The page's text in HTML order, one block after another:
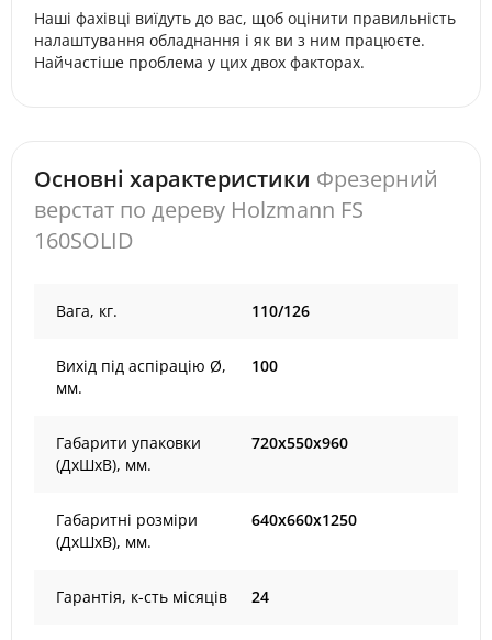
Наші фахівці виїдуть до вас, щоб оцінити правильність
налаштування обладнання і як ви з ним працюєте.
Найчастіше проблема у цих двох факторах.
Основні характеристики Фрезерний
верстат по дереву Holzmann FS
160SOLID
Вага, кг. 110/126
Вихід під аспірацію Ø,
мм.
100
Габарити упаковки
(ДхШхВ), мм.
720х550х960
Габаритні розміри
(ДхШхВ), мм.
640x660x1250
Гарантія, к-сть місяців 24